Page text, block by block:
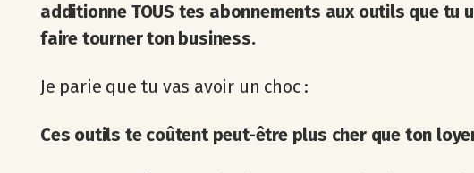
additionne TOUS tes abonnements aux outils que tu
faire tourner ton business.
Je parie que tu vas avoir un choc :
Ces outils te coûtent peut-être plus cher que ton